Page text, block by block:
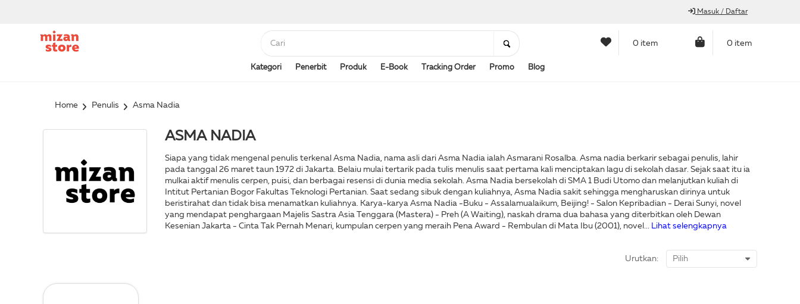
Masuk / Daftar
0 item 0 item
Kategori Penerbit Produk E-Book Tracking Order Promo Blog
Home Penulis Asma Nadia
ASMA NADIA
Siapa yang tidak mengenal penulis terkenal Asma Nadia, nama asli dari Asma Nadia ialah Asmarani Rosalba. Asma nadia berkarir sebagai penulis, lahir
pada tanggal 26 maret taun 1972 di Jakarta. Belaiu mulai tertarik pada tulis menulis saat pertama kali menciptakan lagu di sekolah dasar. Sejak saat itu ia
mulkai aktif menulis cerpen, puisi, dan berbagai resensi di dunia media sekolah. Asma Nadia bersekolah di SMA 1 Budi Utomo dan melanjutkan kuliah di
Intitut Pertanian Bogor Fakultas Teknologi Pertanian. Saat sedang sibuk dengan kuliahnya, Asma Nadia sakit sehingga mengharuskan dirinya untuk
beristirahat dan tidak bisa menamatkan kuliahnya. Karya-karya Asma Nadia -Buku - Assalamualaikum, Beijing! - Salon Kepribadian - Derai Sunyi, novel
yang mendapat penghargaan Majelis Sastra Asia Tenggara (Mastera) - Preh (A Waiting), naskah drama dua bahasa yang diterbitkan oleh Dewan
Kesenian Jakarta - Cinta Tak Pernah Menari, kumpulan cerpen yang meraih Pena Award - Rembulan di Mata Ibu (2001), novel... Lihat selengkapnya
Urutkan: